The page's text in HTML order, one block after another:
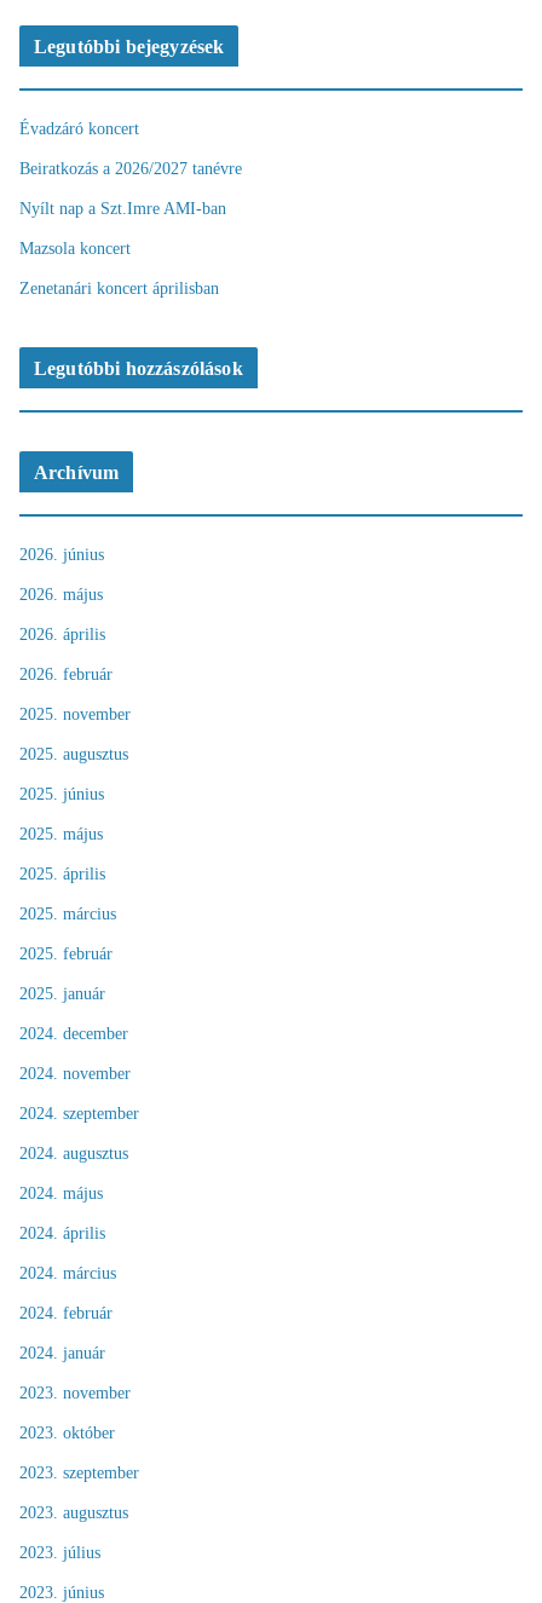
Legutóbbi bejegyzések
Évadzáró koncert
Beiratkozás a 2026/2027 tanévre
Nyílt nap a Szt.Imre AMI-ban
Mazsola koncert
Zenetanári koncert áprilisban
Legutóbbi hozzászólások
Archívum
2026. június
2026. május
2026. április
2026. február
2025. november
2025. augusztus
2025. június
2025. május
2025. április
2025. március
2025. február
2025. január
2024. december
2024. november
2024. szeptember
2024. augusztus
2024. május
2024. április
2024. március
2024. február
2024. január
2023. november
2023. október
2023. szeptember
2023. augusztus
2023. július
2023. június